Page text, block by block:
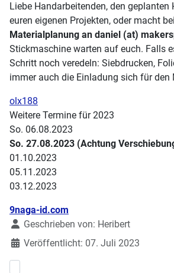
Liebe Handarbeitenden, den
euren eigenen Projekten, oder macht
Materialplanung an daniel (at)
Stickmaschine warten auf euch. Falls
Schritt noch veredeln: Siebdrucken,
immer auch die Einladung sich für
olx188
Weitere Termine für 2023
So. 06.08.2023
So. 27.08.2023 (Achtung
01.10.2023
05.11.2023
03.12.2023
Details
9naga-id.com
Geschrieben von: Heribert
Veröffentlicht: 07. Juli 2023